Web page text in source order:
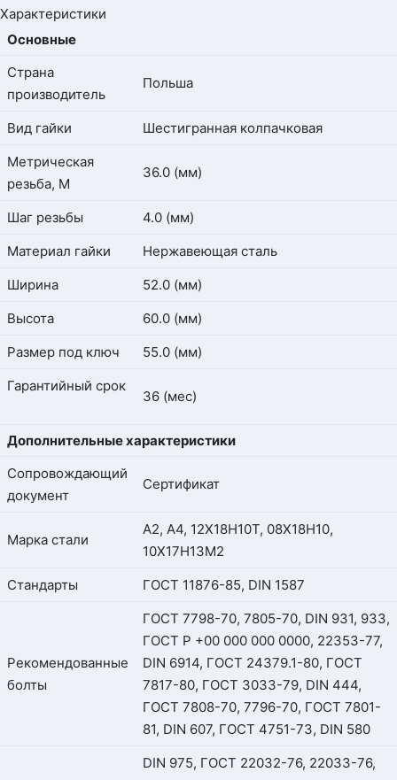
Характеристики
Основные
Страна
производитель
Польша
Вид гайки
Шестигранная колпачковая
Метрическая
резьба, М
36.0 (мм)
Шаг резьбы
4.0 (мм)
Материал гайки
Нержавеющая сталь
Ширина
52.0 (мм)
Высота
60.0 (мм)
Размер под ключ
55.0 (мм)
Гарантийный срок
36 (мес)
Дополнительные характеристики
Сопровождающий
документ
Сертификат
Марка стали
А2, А4, 12Х18Н10Т, 08Х18Н10,
10Х17Н13М2
Стандарты
ГОСТ 11876-85, DIN 1587
Рекомендованные
болты
ГОСТ 7798-70, 7805-70, DIN 931, 933,
ГОСТ Р +00 000 000 0000, 22353-77,
DIN 6914, ГОСТ 24379.1-80, ГОСТ
7817-80, ГОСТ 3033-79, DIN 444,
ГОСТ 7808-70, 7796-70, ГОСТ 7801-
81, DIN 607, ГОСТ 4751-73, DIN 580
DIN 975, ГОСТ 22032-76, 22033-76,